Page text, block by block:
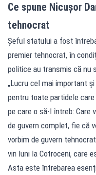
Ce spune Nicușor
tehnocrat
Șeful statului a fost
premier tehnocrat, în
politice au transmis că nu
„Lucru cel mai important
pentru toate partidele
pe care o să-l întreb: Care
de guvern complet, fie că
vorbim de guvern
vin luni la Cotroceni, care
Asta este întrebarea